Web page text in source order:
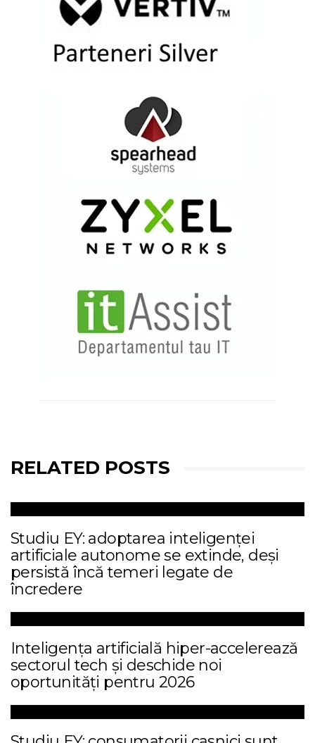
RELATED POSTS
Studiu EY: adoptarea inteligenței
artificiale autonome se extinde, deși
persistă încă temeri legate de
încredere
Inteligența artificială hiper-accelerează
sectorul tech și deschide noi
oportunități pentru 2026